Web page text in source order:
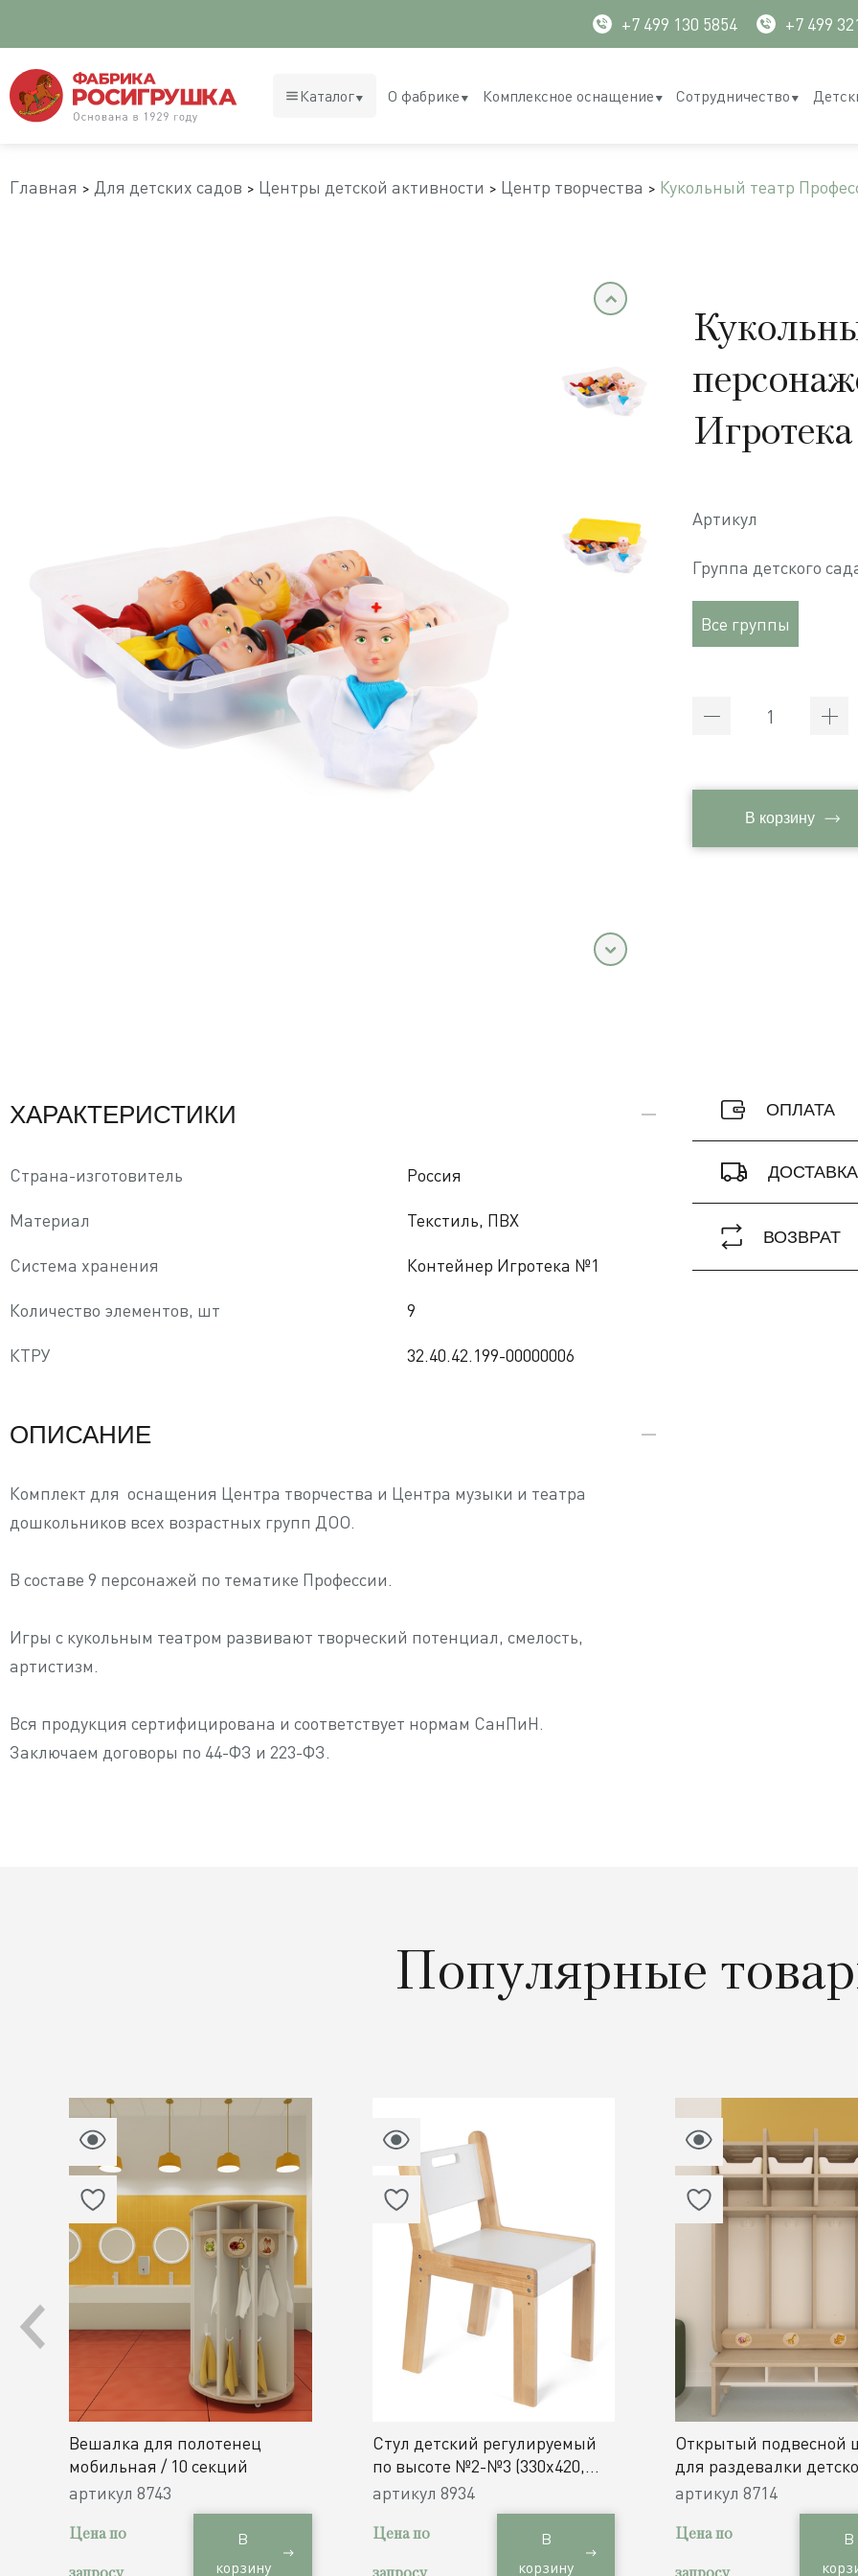
+7 499 130 5854 +7 499
Каталог О фабрике Комплексное оснащение Сотрудничество
Главная Для детских садов Центры детской активности Центр творчества Кукольный театр
Игротека
Артикул
Группа детского
Все группы
В корзину
ХАРАКТЕРИСТИКИ
Страна-изготовитель Россия
Материал Текстиль, ПВХ
Система хранения Контейнер Игротека №1
Количество элементов, шт 9
КТРУ 32.40.42.199-00000006
ОПИСАНИЕ
Комплект для оснащения Центра творчества и Центра музыки и театра
дошкольников всех возрастных групп ДОО.
В составе 9 персонажей по тематике Профессии.
Игры с кукольным театром развивают творческий потенциал, смелость,
артистизм.
Вся продукция сертифицирована и соответствует нормам СанПиН.
Заключаем договоры по 44-ФЗ и 223-ФЗ.
ОПЛАТА
ДОСТАВКА
ВОЗВРАТ
Популярные
Вешалка для полотенец
мобильная / 10 секций
артикул 8743
Цена по
В
корзину
Стул детский регулируемый
по высоте №2-№3 (330х420,
h300, 340 мм) / дерево
артикул 8934
Цена по
В
корзину
Открытый подвесной
для раздевалки
/ 3 секции
артикул 8714
Цена по
В